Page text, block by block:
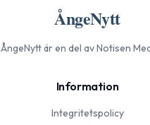
ÅngeNytt
ÅngeNyttär en del av Notisen
Information
Integritetspolicy